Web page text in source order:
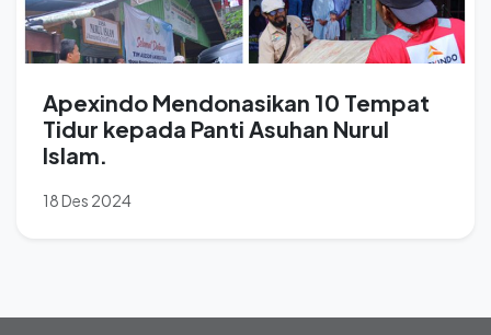
Apexindo Mendonasikan 10 Tempat
Tidur kepada Panti Asuhan Nurul
Islam.
18 Des 2024